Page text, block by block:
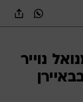
בגיל 40, מנואל נוייר